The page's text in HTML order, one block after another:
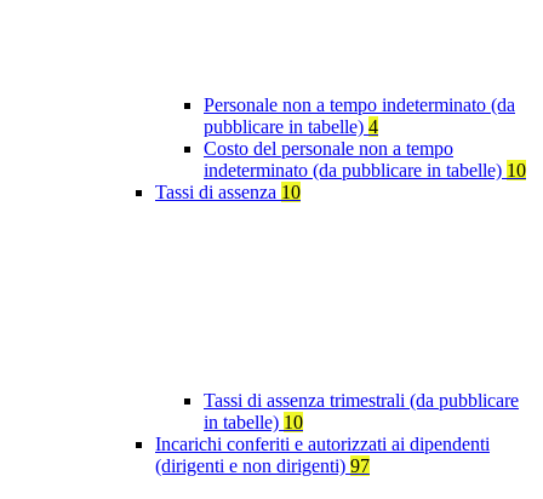
Personale non a tempo indeterminato (da
pubblicare in tabelle) 4
Costo del personale non a tempo
indeterminato (da pubblicare in tabelle) 10
Tassi di assenza 10
Tassi di assenza trimestrali (da pubblicare
in tabelle) 10
Incarichi conferiti e autorizzati ai dipendenti
(dirigenti e non dirigenti) 97